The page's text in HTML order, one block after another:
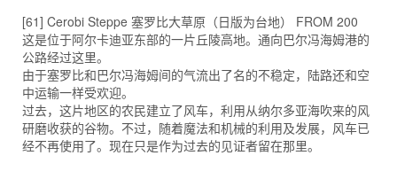
[61] Cerobi Steppe 塞罗比大草原（日版为台地） FROM 200
这是位于阿尔卡迪亚东部的一片丘陵高地。通向巴尔冯海姆港的
公路经过这里。
由于塞罗比和巴尔冯海姆间的气流出了名的不稳定，陆路还和空
中运输一样受欢迎。
过去，这片地区的农民建立了风车，利用从纳尔多亚海吹来的风
研磨收获的谷物。不过，随着魔法和机械的利用及发展，风车已
经不再使用了。现在只是作为过去的见证者留在那里。